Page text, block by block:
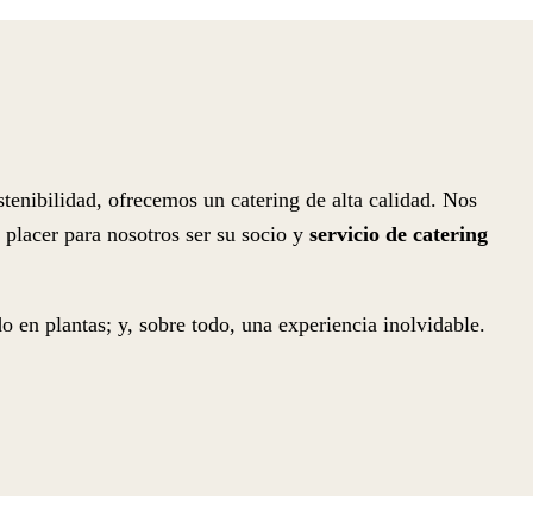
ofrecemos un catering de alta calidad. Nos
para nosotros ser su socio y servicio de catering
en plantas; y, sobre todo, una experiencia inolvidable.